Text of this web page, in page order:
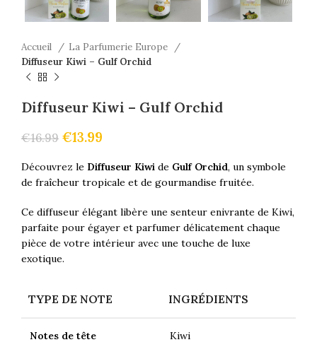
Accueil
La Parfumerie Europe
Diffuseur Kiwi – Gulf Orchid
Diffuseur Kiwi – Gulf Orchid
€16.99 €13.99
Découvrez le Diffuseur Kiwi de Gulf Orchid, un symbole
de fraîcheur tropicale et de gourmandise fruitée.
Ce diffuseur élégant libère une senteur enivrante de Kiwi,
parfaite pour égayer et parfumer délicatement chaque
pièce de votre intérieur avec une touche de luxe
exotique.
TYPE DE NOTE INGRÉDIENTS
Notes de tête Kiwi